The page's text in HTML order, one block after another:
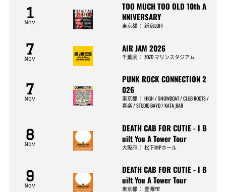
1
Nov
TOO MUCH TOO OLD 10th A
NNIVERSARY
東京都 ：新宿LOFT
7
Nov
AIR JAM 2026
千葉県 ：ZOZO マリンスタジアム
7
Nov
PUNK ROCK CONNECTION 2
026
東京都 ：HIGH / SHOWBOAT / CLUB ROOTS /
喜楽 / STUDIO BAYD / KATA_BAR
8
Nov
DEATH CAB FOR CUTIE - I B
uilt You A Tower Tour
大阪府 ：松下IMPホール
9
Nov
DEATH CAB FOR CUTIE - I B
uilt You A Tower Tour
東京都 ：豊洲PIT